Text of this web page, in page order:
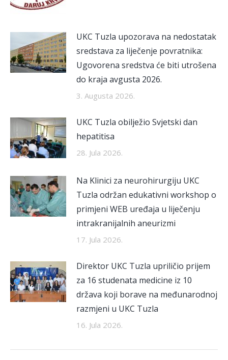
UKC Tuzla upozorava na nedostatak
sredstava za liječenje povratnika:
Ugovorena sredstva će biti utrošena
do kraja avgusta 2026.
3. Augusta 2026.
UKC Tuzla obilježio Svjetski dan
hepatitisa
28. Jula 2026.
Na Klinici za neurohirurgiju UKC
Tuzla održan edukativni workshop o
primjeni WEB uređaja u liječenju
intrakranijalnih aneurizmi
17. Jula 2026.
Direktor UKC Tuzla upriličio prijem
za 16 studenata medicine iz 10
država koji borave na međunarodnoj
razmjeni u UKC Tuzla
16. Jula 2026.